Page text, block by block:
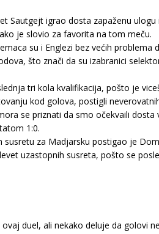
Sautgejt igrao dosta zapaženu
je slovio za favorita na tom meču.
su i Englezi bez većih
što znači da su izabranici
tri kola kvalifikacija, pošto je
kod golova, postigli
se priznati da smo očekvaili
1:0.
za Madjarsku postigao je
uzastopnih susreta, pošto se
duel, ali nekako deluje da golovi